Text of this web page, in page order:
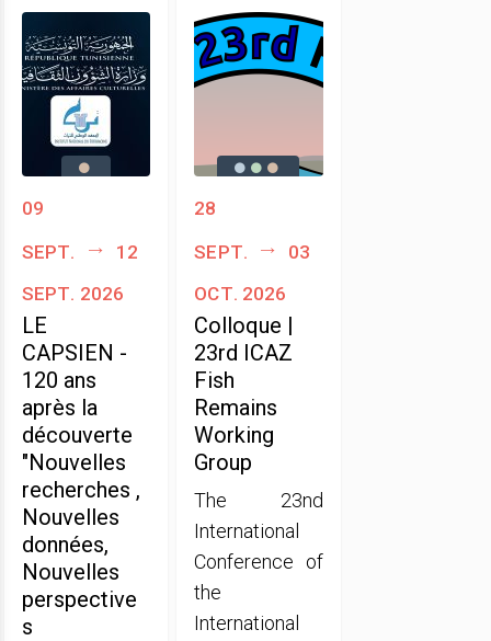
09
sept.
12
sept. 2026
LE
CAPSIEN -
120 ans
après la
découverte
"Nouvelles
recherches ,
Nouvelles
données,
Nouvelles
perspective
s
28
sept.
03
oct. 2026
Colloque |
23rd ICAZ
Fish
Remains
Working
Group
The 23nd
International
Conference of
the
International